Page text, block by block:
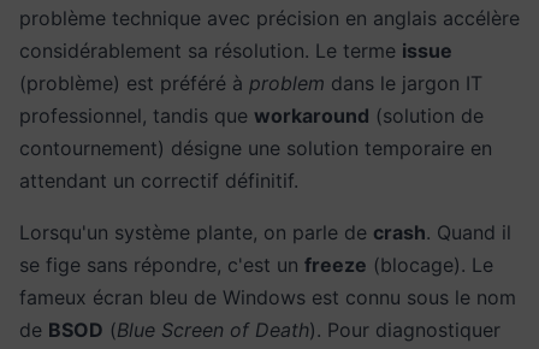
problème technique avec précision en anglais accélère
considérablement sa résolution. Le terme issue
(problème) est préféré à problem dans le jargon IT
professionnel, tandis que workaround (solution de
contournement) désigne une solution temporaire en
attendant un correctif définitif.
Lorsqu'un système plante, on parle de crash. Quand il
se fige sans répondre, c'est un freeze (blocage). Le
fameux écran bleu de Windows est connu sous le nom
de BSOD (Blue Screen of Death). Pour diagnostiquer